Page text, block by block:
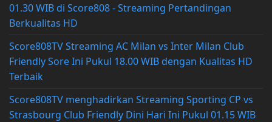
01.30 WIB di Score808 - Streaming Pertandingan
Berkualitas HD
Score808TV Streaming AC Milan vs Inter Milan Club
Friendly Sore Ini Pukul 18.00 WIB dengan Kualitas HD
Terbaik
Score808TV menghadirkan Streaming Sporting CP vs
Strasbourg Club Friendly Dini Hari Ini Pukul 01.15 WIB